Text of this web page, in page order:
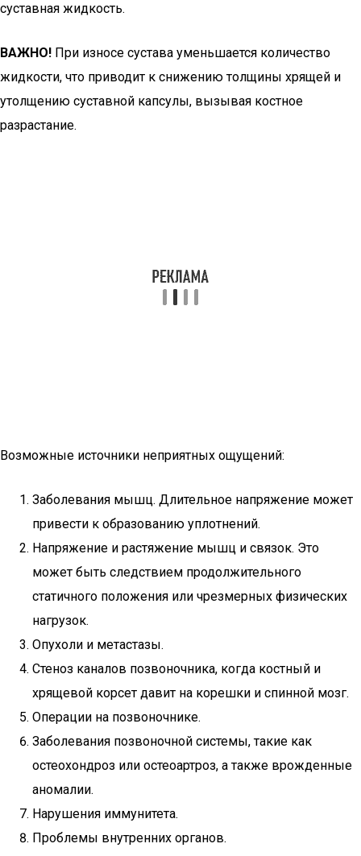
суставная жидкость.
ВАЖНО! При износе сустава уменьшается количество
жидкости, что приводит к снижению толщины хрящей и
утолщению суставной капсулы, вызывая костное
разрастание.
Возможные источники неприятных ощущений:
Заболевания мышц. Длительное напряжение может
привести к образованию уплотнений.
Напряжение и растяжение мышц и связок. Это
может быть следствием продолжительного
статичного положения или чрезмерных физических
нагрузок.
Опухоли и метастазы.
Стеноз каналов позвоночника, когда костный и
хрящевой корсет давит на корешки и спинной мозг.
Операции на позвоночнике.
Заболевания позвоночной системы, такие как
остеохондроз или остеоартроз, а также врожденные
аномалии.
Нарушения иммунитета.
Проблемы внутренних органов.